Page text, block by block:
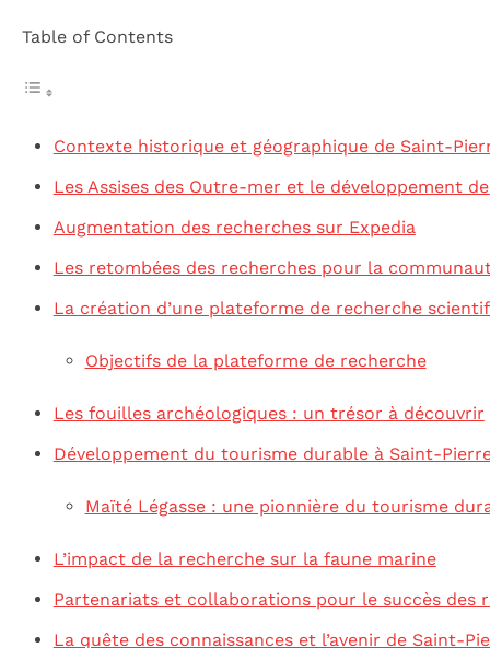
Table of Contents
Contexte historique et géographique de Saint-
Les Assises des Outre-mer et le développement
Augmentation des recherches sur Expedia
Les retombées des recherches pour la
La création d’une plateforme de recherche
Objectifs de la plateforme de recherche
Les fouilles archéologiques : un trésor à découvrir
Développement du tourisme durable à Saint-
Maïté Légasse : une pionnière du tourisme
L’impact de la recherche sur la faune marine
Partenariats et collaborations pour le succès des
La quête des connaissances et l’avenir de Saint-